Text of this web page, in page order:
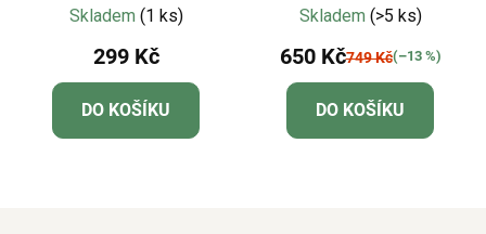
svačinu 4ks-Panda,
Skladem (1 ks)
299 Kč
DO KOŠÍKU
Skladem (>5 ks)
650 Kč749 Kč(–13 %)
DO KOŠÍKU